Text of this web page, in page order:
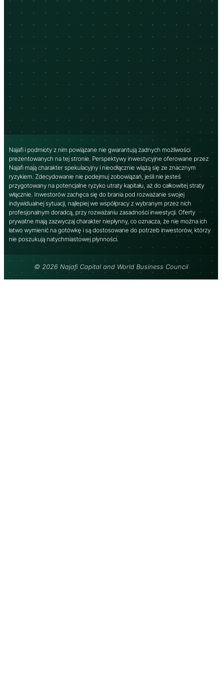
Najafi i podmioty z nim powiązane nie gwarantują żadnych możliwości
prezentowanych na tej stronie. Perspektywy inwestycyjne oferowane przez
Najafi mają charakter spekulacyjny i nieodłącznie wiążą się ze znacznym
ryzykiem. Zdecydowanie nie podejmuj zobowiązań, jeśli nie jesteś
przygotowany na potencjalne ryzyko utraty kapitału, aż do całkowitej straty
włącznie. Inwestorów zachęca się do brania pod rozważanie swojej
indywidualnej sytuacji, najlepiej we współpracy z wybranym przez nich
profesjonalnym doradcą, przy rozważaniu zasadności inwestycji. Oferty
prywatne mają zazwyczaj charakter niepłynny, co oznacza, że ​​nie można ich
łatwo wymienić na gotówkę i są dostosowane do potrzeb inwestorów, którzy
nie poszukują natychmiastowej płynności.
© 2026 Najafi Capital and World Business Council